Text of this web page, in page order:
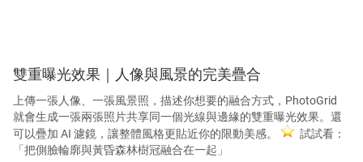
雙重曝光效果｜人像與風景的完美疊合
上傳一張人像、一張風景照，描述你想要的融合方式，PhotoGrid
就會生成一張兩張照片共享同一個光線與邊緣的雙重曝光效果。還
可以疊加 AI 濾鏡，讓整體風格更貼近你的限動美感。
試試看：
「把側臉輪廓與黃昏森林樹冠融合在一起」